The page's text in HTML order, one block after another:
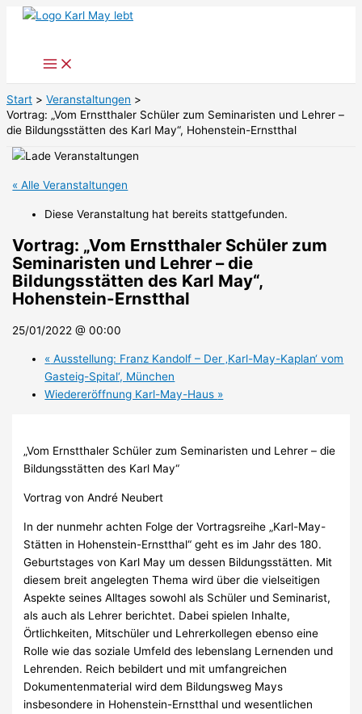
Zum
Start
Veranstaltungen
Vortrag: „Vom Ernstthaler Schüler zum Seminaristen und Lehrer –
die Bildungsstätten des Karl May“, Hohenstein-Ernstthal
« Alle Veranstaltungen
Diese Veranstaltung hat bereits stattgefunden.
Vortrag: „Vom Ernstthaler Schüler zum
Seminaristen und Lehrer – die
Bildungsstätten des Karl May“,
Hohenstein-Ernstthal
25/01/2022 @ 00:00
« Ausstellung: Franz Kandolf – Der ‚Karl-May-Kaplan‘ vom
Gasteig-Spital‘, München
Wiedereröffnung Karl-May-Haus »
„Vom Ernstthaler Schüler zum Seminaristen und Lehrer – die
Bildungsstätten des Karl May“
Vortrag von André Neubert
In der nunmehr achten Folge der Vortragsreihe „Karl-May-
Stätten in Hohenstein-Ernstthal“ geht es im Jahr des 180.
Geburtstages von Karl May um dessen Bildungsstätten. Mit
diesem breit angelegten Thema wird über die vielseitigen
Aspekte seines Alltages sowohl als Schüler und Seminarist,
als auch als Lehrer berichtet. Dabei spielen Inhalte,
Örtlichkeiten, Mitschüler und Lehrerkollegen ebenso eine
Rolle wie das soziale Umfeld des lebenslang Lernenden und
Lehrenden. Reich bebildert und mit umfangreichen
Dokumentenmaterial wird dem Bildungsweg Mays
insbesondere in Hohenstein-Ernstthal und wesentlichen